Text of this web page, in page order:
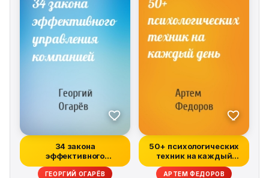
34 закона
эффективного
управления компанией
ГЕОРГИЙ ОГАРЁВ
50+ психологических
техник на каждый
день
АРТЕМ ФЕДОРОВ